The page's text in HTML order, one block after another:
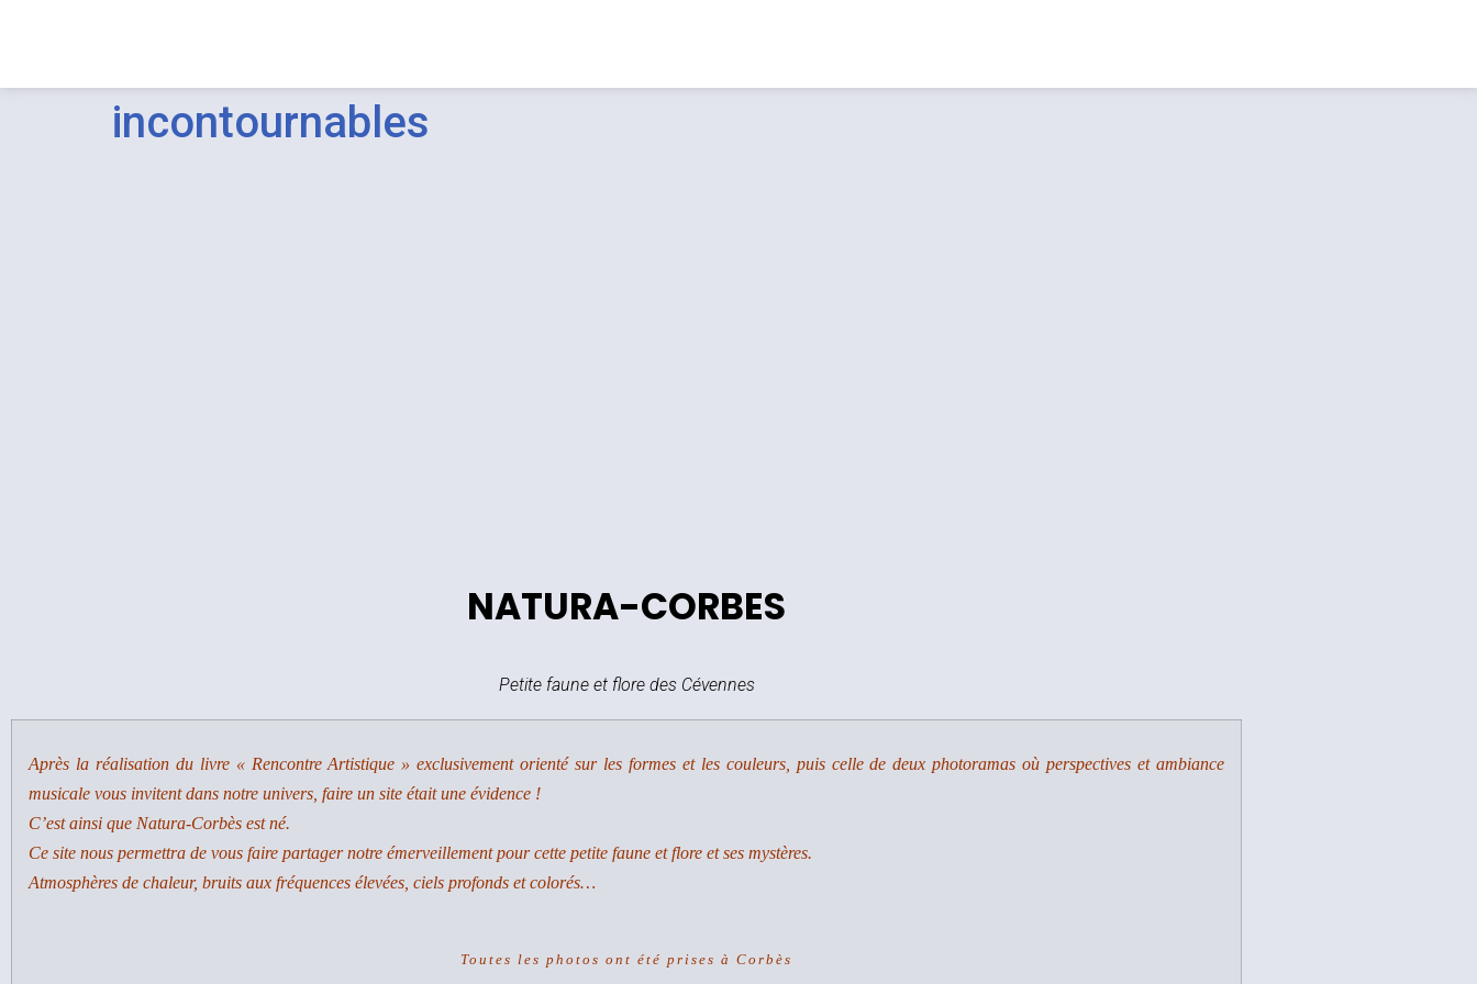
incontournables
NATURA-CORBES
Petite faune et flore des Cévennes
Après la réalisation du livre « Rencontre Artistique » exclusivement orienté sur les formes et les couleurs, puis celle de deux photoramas où perspectives et ambiance
musicale vous invitent dans notre univers, faire un site était une évidence !
C’est ainsi que Natura-Corbès est né.
Ce site nous permettra de vous faire partager notre émerveillement pour cette petite faune et flore et ses mystères.
Atmosphères de chaleur, bruits aux fréquences élevées, ciels profonds et colorés…
Toutes les photos ont été prises à Corbès